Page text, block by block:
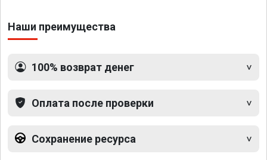
Наши преимущества
100% возврат денег
Оплата после проверки
Сохранение ресурса